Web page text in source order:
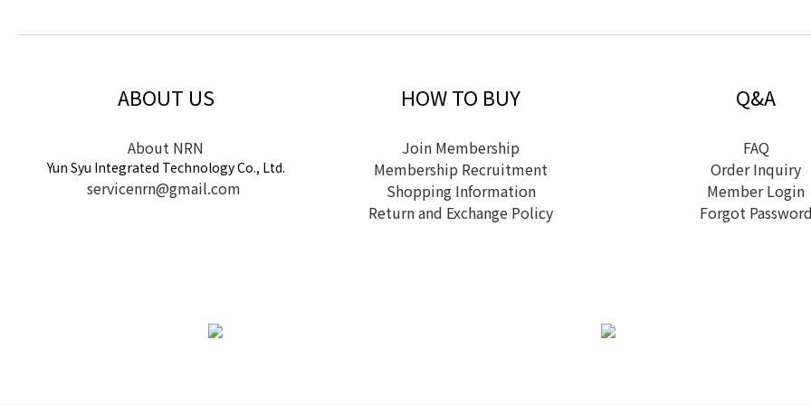
ABOUT US
About NRN
Yun Syu Integrated Technology Co., Ltd.
servicenrn@gmail.com
HOW TO BUY
Join Membership
Membership Recruitment
Shopping Information
Return and Exchange Policy
Q&A
FAQ
Order Inquiry
Member Login
Forgot